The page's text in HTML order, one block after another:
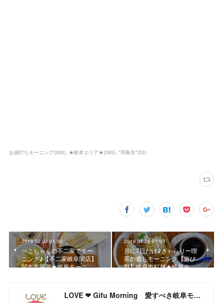
お値打ちモーニング(200) ★岐阜エリア★(395) *羽島市*(33)
2019.02.09 01:00
ぺこちゃんの不二家でモー
ニング♪【不二家岐阜関店】
関市市平賀★岐阜モーニ…
2019.01.26 01:00
月に7日だけ♪ぎゃらりー喫
茶の癒しモーニング【遊び
野】岐阜市打越★岐阜モ…
LOVE ❤ Gifu Morning 愛すべき岐阜モーニング♪